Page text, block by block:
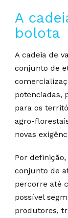
A
bolota
A cadeia de
conjunto de
potenciadas,
para os
agro-
novas
Por
conjunto de
percorre até
possível
produtores,